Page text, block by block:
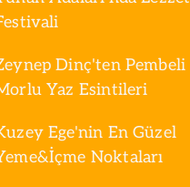
Dinç'ten Pembeli
Yaz Esintileri
Ege'nin En Güzel
Noktaları